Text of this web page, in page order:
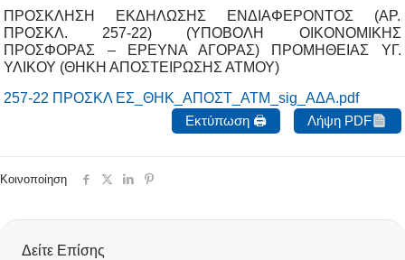
ΠΡΟΣΚΛΗΣΗ ΕΚΔΗΛΩΣΗΣ ΕΝΔΙΑΦΕΡΟΝΤΟΣ (ΑΡ.
ΠΡΟΣΚΛ. 257-22) (ΥΠΟΒΟΛΗ ΟΙΚΟΝΟΜΙΚΗΣ
ΠΡΟΣΦΟΡΑΣ – ΕΡΕΥΝΑ ΑΓΟΡΑΣ) ΠΡΟΜΗΘΕΙΑΣ ΥΓ.
ΥΛΙΚΟΥ (ΘΗΚΗ ΑΠΟΣΤΕΙΡΩΣΗΣ ΑΤΜΟΥ)
257-22 ΠΡΟΣΚΛ ΕΣ_ΘΗΚ_ΑΠΟΣΤ_ΑΤΜ_sig_ΑΔΑ.pdf
Εκτύπωση 🖨
Λήψη PDF
Κοινοποίηση
Δείτε Επίσης